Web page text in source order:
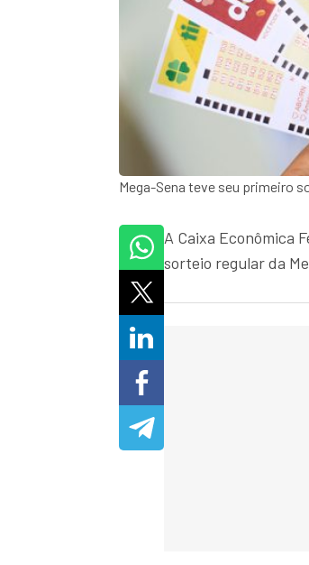
Mega-Sena teve seu primeiro
A Caixa Econômica
sorteio regular da